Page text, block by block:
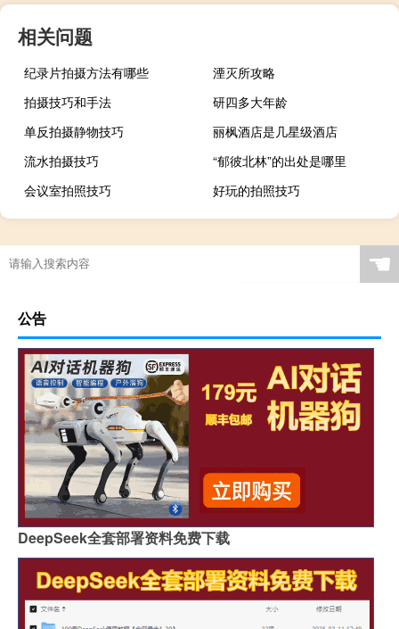
相关问题
纪录片拍摄方法有哪些
湮灭所攻略
拍摄技巧和手法
研四多大年龄
单反拍摄静物技巧
丽枫酒店是几星级酒店
流水拍摄技巧
“郁彼北林”的出处是哪里
会议室拍照技巧
好玩的拍照技巧
☚
公告
DeepSeek全套部署资料免费下载